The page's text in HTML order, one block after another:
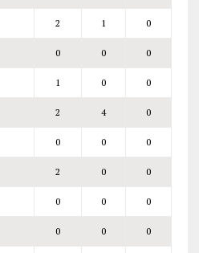
2 1 0
0 0 0
1 0 0
2 4 0
0 0 0
2 0 0
0 0 0
0 0 0